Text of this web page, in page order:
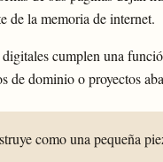
de la memoria de internet.
cumplen una
de dominio o proyectos
como una pequeña